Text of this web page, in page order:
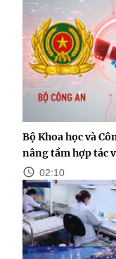
Bộ Khoa học và
nâng tầm hợp tác
02:10